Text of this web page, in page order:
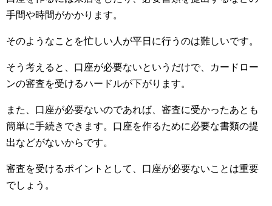
手間や時間がかかります。
そのようなことを忙しい人が平日に行うのは難しいです。
そう考えると、口座が必要ないというだけで、カードロー
ンの審査を受けるハードルが下がります。
また、口座が必要ないのであれば、審査に受かったあとも
簡単に手続きできます。口座を作るために必要な書類の提
出などがないからです。
審査を受けるポイントとして、口座が必要ないことは重要
でしょう。